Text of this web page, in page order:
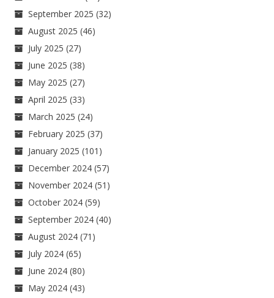
September 2025 (32)
August 2025 (46)
July 2025 (27)
June 2025 (38)
May 2025 (27)
April 2025 (33)
March 2025 (24)
February 2025 (37)
January 2025 (101)
December 2024 (57)
November 2024 (51)
October 2024 (59)
September 2024 (40)
August 2024 (71)
July 2024 (65)
June 2024 (80)
May 2024 (43)